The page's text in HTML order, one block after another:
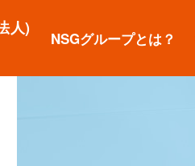
人)
NSGグループとは？